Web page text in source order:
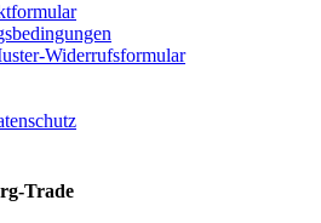
Widerrufsformular
Trade